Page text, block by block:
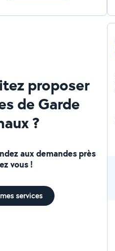
proposer
de Garde
?
aux demandes près
vous !
services